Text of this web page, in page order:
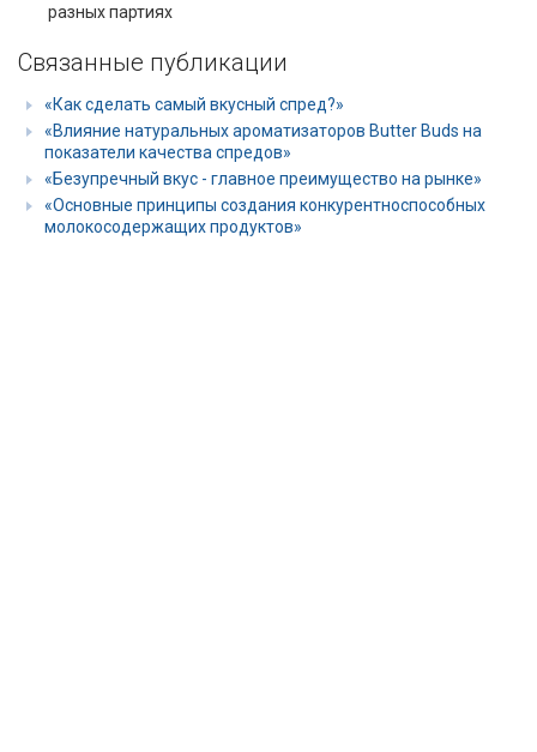
разных партиях
Связанные публикации
«Как сделать самый вкусный спред?»
«Влияние натуральных ароматизаторов Butter Buds на
показатели качества спредов»
«Безупречный вкус - главное преимущество на рынке»
«Основные принципы создания конкурентноспособных
молокосодержащих продуктов»